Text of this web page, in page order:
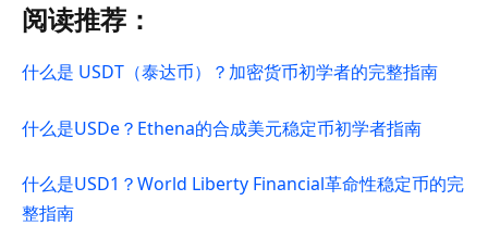
阅读推荐：
什么是 USDT（泰达币）？加密货币初学者的完整指南
什么是USDe？Ethena的合成美元稳定币初学者指南
什么是USD1？World Liberty Financial革命性稳定币的完
整指南